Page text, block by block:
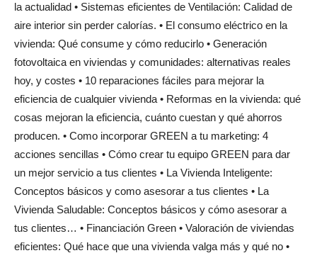
la actualidad • Sistemas eficientes de Ventilación: Calidad de
aire interior sin perder calorías. • El consumo eléctrico en la
vivienda: Qué consume y cómo reducirlo • Generación
fotovoltaica en viviendas y comunidades: alternativas reales
hoy, y costes • 10 reparaciones fáciles para mejorar la
eficiencia de cualquier vivienda • Reformas en la vivienda: qué
cosas mejoran la eficiencia, cuánto cuestan y qué ahorros
producen. • Como incorporar GREEN a tu marketing: 4
acciones sencillas • Cómo crear tu equipo GREEN para dar
un mejor servicio a tus clientes • La Vivienda Inteligente:
Conceptos básicos y como asesorar a tus clientes • La
Vivienda Saludable: Conceptos básicos y cómo asesorar a
tus clientes… • Financiación Green • Valoración de viviendas
eficientes: Qué hace que una vivienda valga más y qué no •